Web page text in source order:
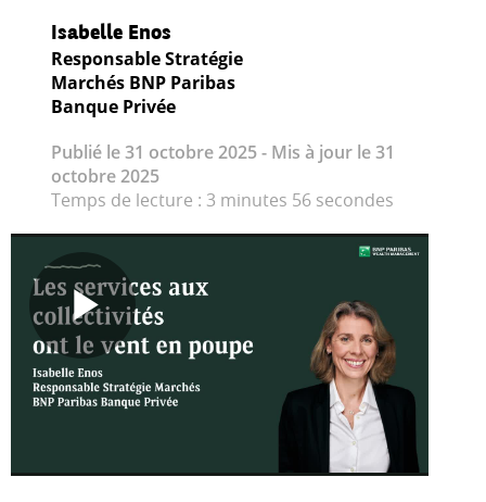
Isabelle Enos
Responsable Stratégie
Marchés BNP Paribas
Banque Privée
Publié le 31 octobre 2025 - Mis à jour le 31
octobre 2025
Temps de lecture : 3 minutes 56 secondes